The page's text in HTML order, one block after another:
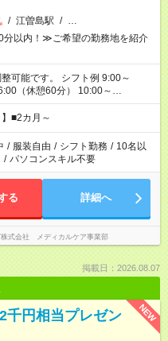
/ 江曽島駅 / …
以内！≫ご希望の勤務地を紹介
シフト例 9:00～
（休憩60分） 10:00～
お仕事の勤務時間の合計が 週40
■2カ月～
/ 服装自由 / シフト勤務 / 10名以
/ パソコンスキル不要
る 詳細へ
株式会社 メディカルケア事業部
掲載日：2026.08.07
NEW
千円相当プレゼン